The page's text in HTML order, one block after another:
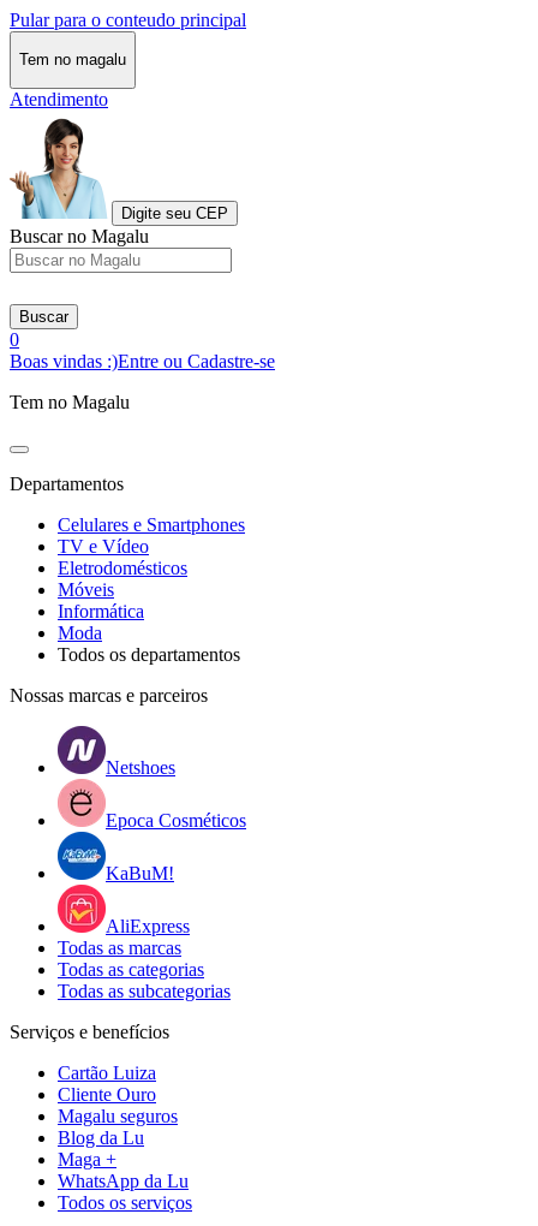
Pular para o conteudo principal
Tem no magalu
Atendimento
Digite seu CEP
Buscar no Magalu
Buscar
0
Boas vindas :)Entre ou Cadastre-se
Tem no Magalu
Departamentos
Celulares e Smartphones
TV e Vídeo
Eletrodomésticos
Móveis
Informática
Moda
Todos os departamentos
Nossas marcas e parceiros
Netshoes
Epoca Cosméticos
KaBuM!
AliExpress
Todas as marcas
Todas as categorias
Todas as subcategorias
Serviços e benefícios
Cartão Luiza
Cliente Ouro
Magalu seguros
Blog da Lu
Maga +
WhatsApp da Lu
Todos os serviços